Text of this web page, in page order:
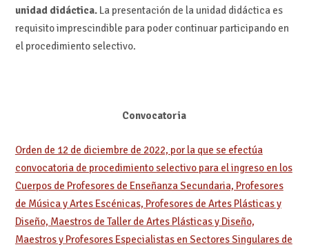
unidad didáctica. La presentación de la unidad didáctica es
requisito imprescindible para poder continuar participando en
el procedimiento selectivo.
Convocatoria
Orden de 12 de diciembre de 2022, por la que se efectúa
convocatoria de procedimiento selectivo para el ingreso en los
Cuerpos de Profesores de Enseñanza Secundaria, Profesores
de Música y Artes Escénicas, Profesores de Artes Plásticas y
Diseño, Maestros de Taller de Artes Plásticas y Diseño,
Maestros y Profesores Especialistas en Sectores Singulares de